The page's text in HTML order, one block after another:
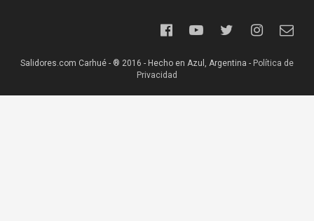
Salidores.com Carhué - ® 2016 - Hecho en Azul, Argentina - Política de
Privacidad